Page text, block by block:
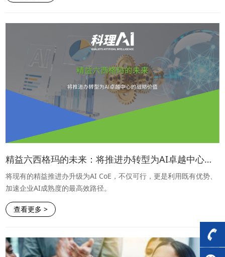
精益六西格玛的未来：将推进办转型为AI卓越中心的战略价值
将现有的精益推进办升级为AI CoE，不仅可行，更是利用既有优势、
加速企业AI成熟度的最高效路径。
查看更多 >